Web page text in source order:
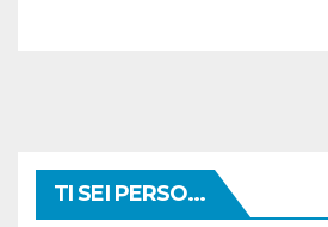
TI SEI PERSO...